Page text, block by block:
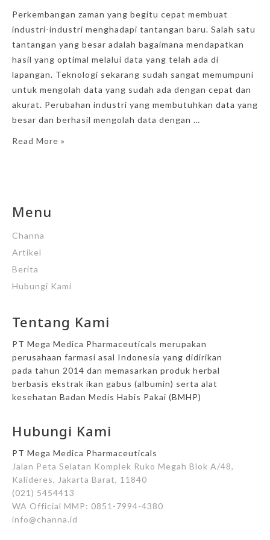
Perkembangan zaman yang begitu cepat membuat
industri-industri menghadapi tantangan baru. Salah satu
tantangan yang besar adalah bagaimana mendapatkan
hasil yang optimal melalui data yang telah ada di
lapangan. Teknologi sekarang sudah sangat memumpuni
untuk mengolah data yang sudah ada dengan cepat dan
akurat. Perubahan industri yang membutuhkan data yang
besar dan berhasil mengolah data dengan …
Read More »
Menu
Channa
Artikel
Berita
Hubungi Kami
Tentang Kami
PT Mega Medica Pharmaceuticals merupakan
perusahaan farmasi asal Indonesia yang didirikan
pada tahun 2014 dan memasarkan produk herbal
berbasis ekstrak ikan gabus (albumin) serta alat
kesehatan Badan Medis Habis Pakai (BMHP)
Hubungi Kami
PT Mega Medica Pharmaceuticals
Jalan Peta Selatan Komplek Ruko Megah Blok A/48,
Kalideres, Jakarta Barat, 11840
(021) 5454413
WA Official MMP: 0851-7994-4380
info@channa.id